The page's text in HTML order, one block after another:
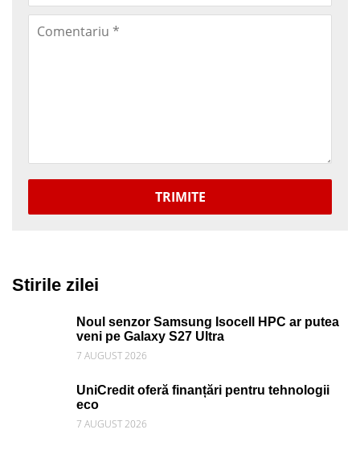
TRIMITE
Stirile zilei
Noul senzor Samsung Isocell HPC ar putea
veni pe Galaxy S27 Ultra
7 AUGUST 2026
UniCredit oferă finanțări pentru tehnologii
eco
7 AUGUST 2026